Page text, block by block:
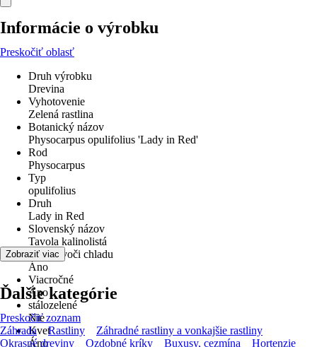
Informácie o výrobku
Preskočiť oblasť
Druh výrobku
Drevina
Vyhotovenie
Zelená rastlina
Botanický názov
Physocarpus opulifolius 'Lady in Red'
Rod
Physocarpus
Typ
opulifolius
Druh
Lady in Red
Slovenský názov
Tavola kalinolistá
odolné voči chladu
Áno
Viacročné
Áno
stálozelené
Nie
Kvet
Áno
Zobraziť viac
Ďalšie kategórie
Preskočiť zoznam
Záhrada
Rastliny
Záhradné rastliny a vonkajšie rastliny
Okrasné dreviny
Ozdobné kríky Buxusy, cezmína
Hortenzie